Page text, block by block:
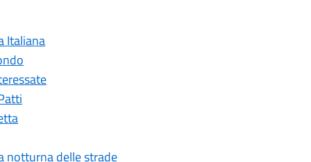
Italiana
notturna delle strade